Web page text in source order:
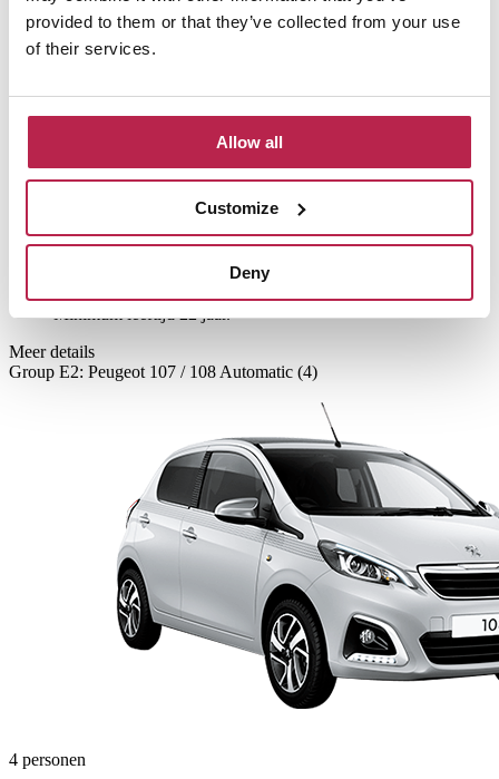
provided to them or that they’ve collected from your use
of their services.
Allow all
Customize
Deny
personen
reserveer deze auto
Auto gereed op het vliegveld
Inclusief verzekering
Betaling op locatie. Pin / Contant / CC
Geen wachtrijen
Voor ophalen/afleveren voor 8:00 of na 20:00 geldt een €30,-
Minimum leeftijd 22 jaar.
Meer details
Group E2: Peugeot 107 / 108 Automatic (4)
4 personen